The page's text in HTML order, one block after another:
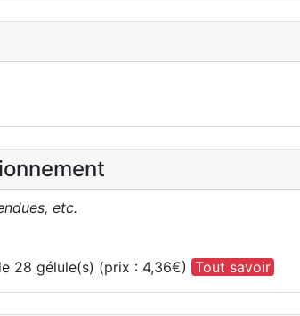
etc.
28 gélule(s) (prix : 4,36€) Tout savoir